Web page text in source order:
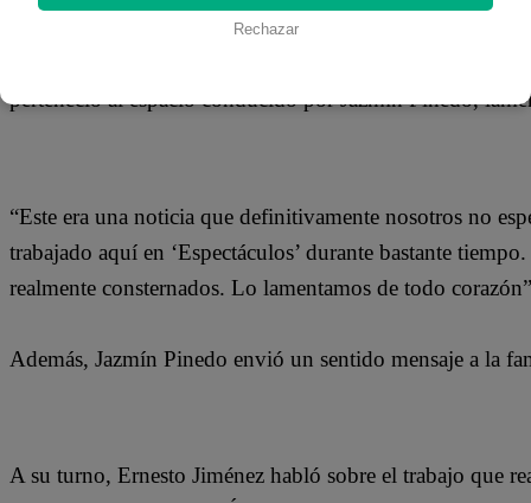
perteneció al espacio conducido por Jazmín Pinedo,
“Este era una noticia que definitivamente nosotros no
trabajado aquí en ‘Espectáculos’ durante bastante
realmente consternados. Lo lamentamos de todo
Además, Jazmín Pinedo envió un sentido mensaje a la
A su turno, Ernesto Jiménez habló sobre el trabajo que
Rechazar